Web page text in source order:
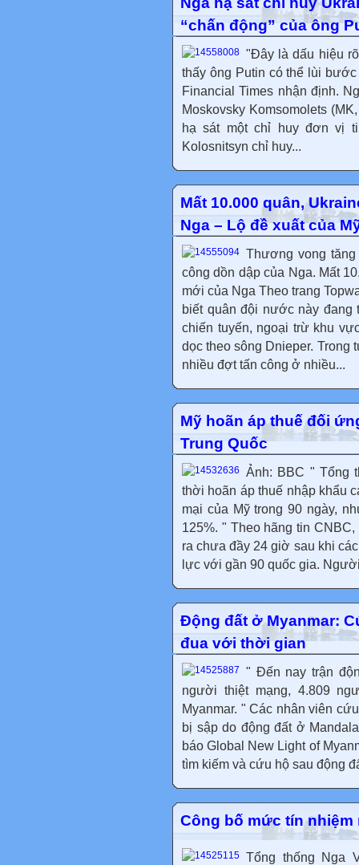
“chấn động” của ông
"Đây là dấu hiệu
thấy ông Putin có thể lùi
Financial Times nhận định.
Moskovsky Komsomolets
hạ sát một chỉ huy đơn vị
Kolosnitsyn chỉ huy...
Mất 10.000 quân,
Nga – Lộ đề xuất của
Thương vong
công dồn dập của Nga. Mất
mới của Nga Theo trang
biết quân đội nước này đang
chiến tuyến, ngoại trừ khu
dọc theo sông Dnieper.
nhiều đợt tấn công ở nhiều...
Mỹ hoãn áp thuế đối
Trung Quốc
Ảnh: BBC " Tổng
thời hoãn áp thuế nhập khẩu
mại của Mỹ trong 90 ngày,
125%. " Theo hãng tin
ra chưa đầy 24 giờ sau khi
lực với gần 90 quốc gia.
Động đất ở Myanmar:
đua với thời gian
" Đến nay trận
người thiệt mạng, 4.809
Myanmar. " Các nhân viên
bị sập do động đất ở
báo Global New Light of
tìm kiếm và cứu hộ sau động
Công bố mức tín
Tổng thống Nga